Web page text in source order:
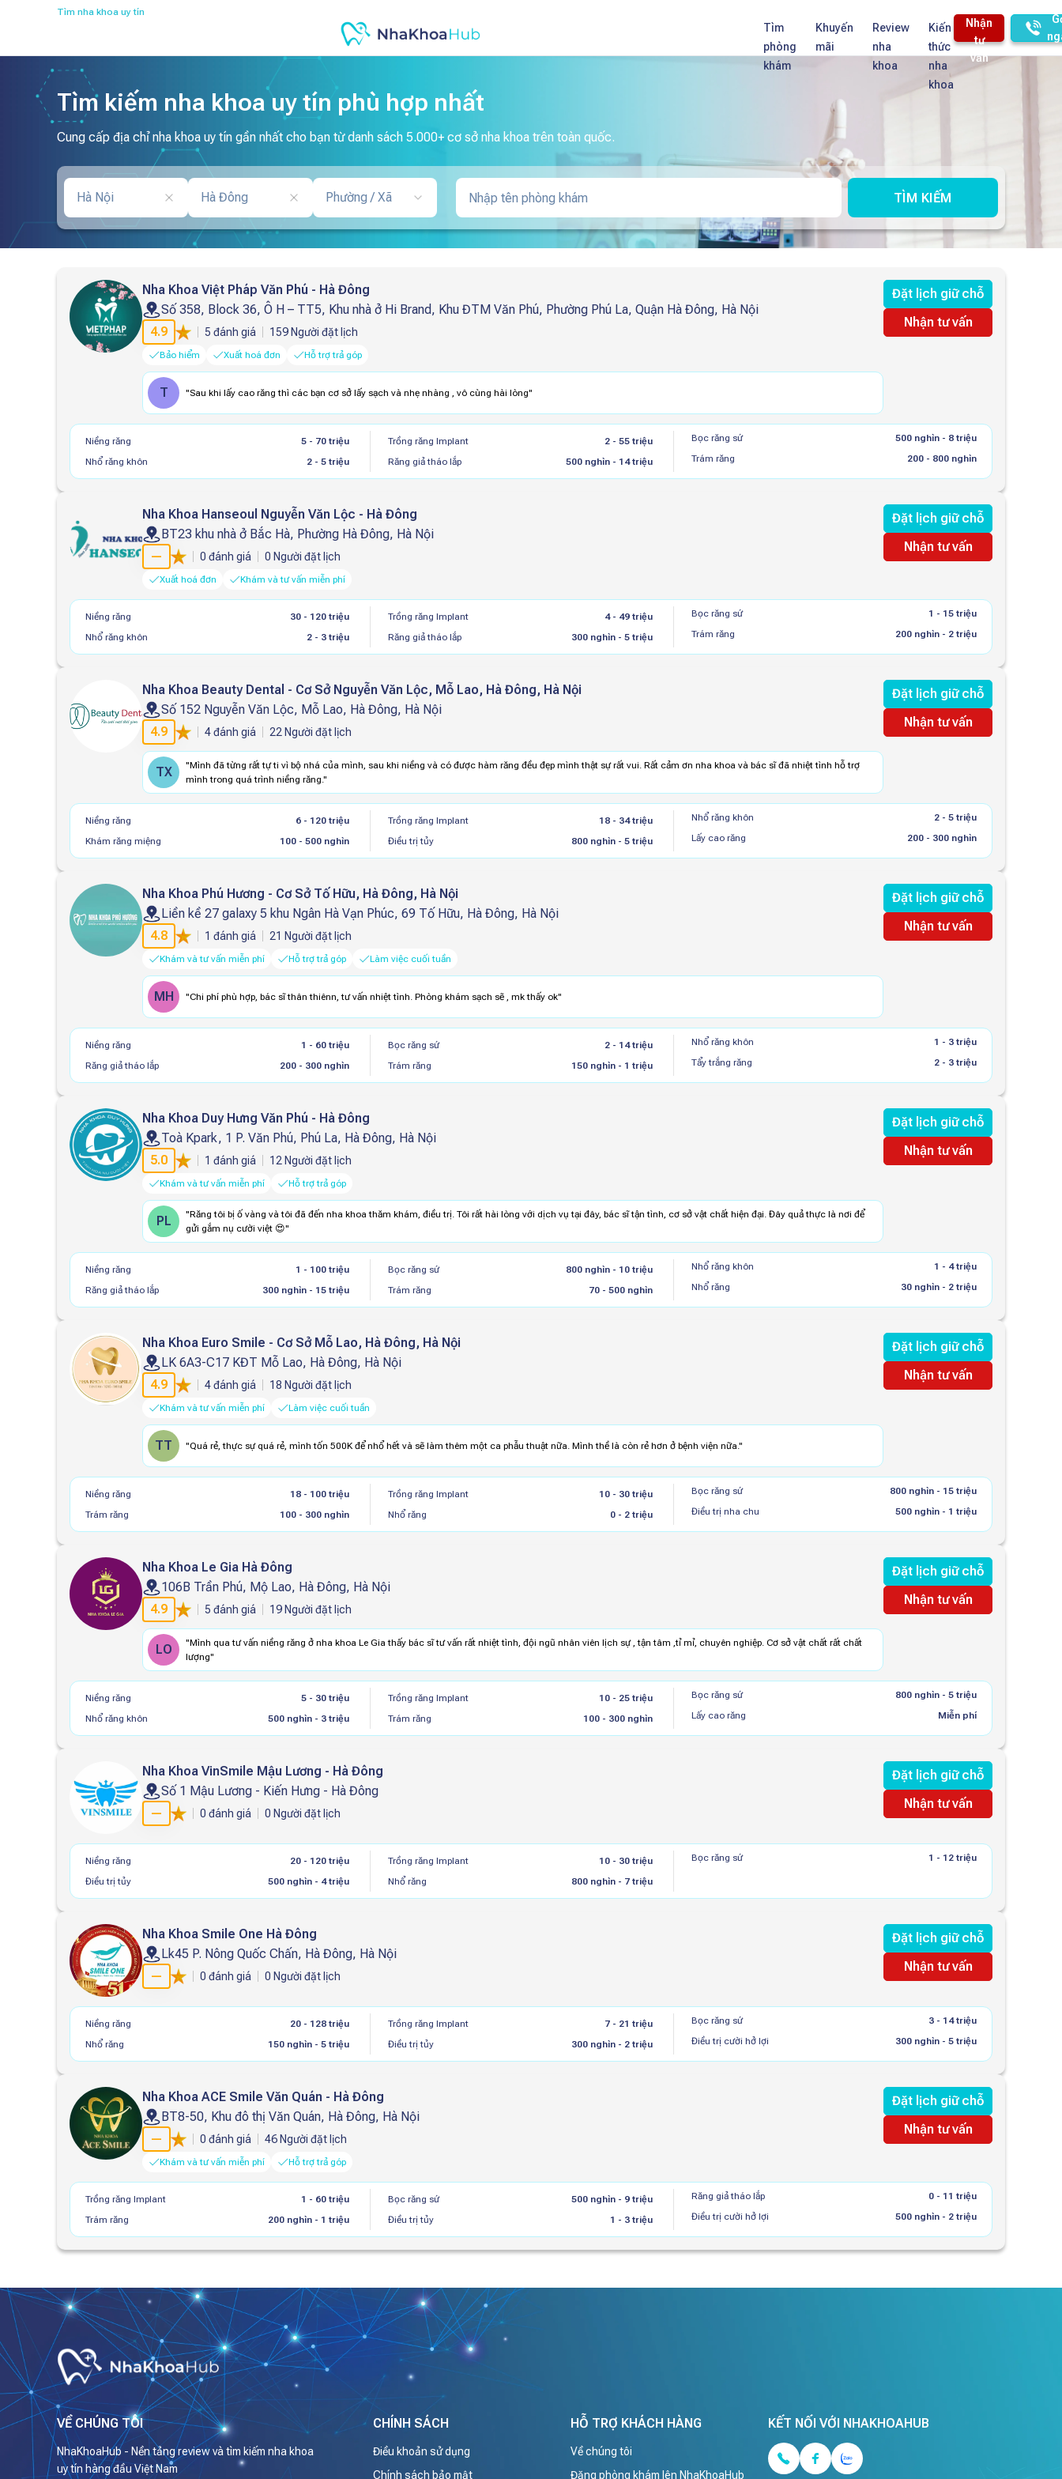
Tìm nha khoa uy tín
Tìm
phòng
khám
Khuyến
mãi
Review
nha
khoa
Kiến
thức
nha
khoa
Nhận
tư
vấn
Tìm kiếm nha khoa uy tín phù hợp nhất
Cung cấp địa chỉ nha khoa uy tín gần nhất cho bạn từ danh sách 5.000+ cơ sở nha khoa trên toàn quốc.
Hà Nội Hà Đông Phường / Xã TÌM KIẾM
Nha Khoa Việt Pháp Văn Phú - Hà Đông
Số 358, Block 36, Ô H – TT5, Khu nhà ở Hi Brand, Khu ĐTM Văn Phú, Phường Phú La, Quận Hà Đông, Hà Nội
4.9
5 đánh giá 159 Người đặt lịch
Bảo hiểm Xuất hoá đơn Hỗ trợ trả góp
T "Sau khi lấy cao răng thì các bạn cơ sở lấy sạch và nhẹ nhàng , vô cùng hài lòng"
Đặt lịch giữ chỗ
Nhận tư vấn
Niềng răng 5 - 70 triệu Trồng răng Implant 2 - 55 triệu Bọc răng sứ 500 nghìn - 8 triệu
Nhổ răng khôn 2 - 5 triệu Răng giả tháo lắp 500 nghìn - 14 triệu Trám răng 200 - 800 nghìn
Nha Khoa Hanseoul Nguyễn Văn Lộc - Hà Đông
BT23 khu nhà ở Bắc Hà, Phường Hà Đông, Hà Nội
—
0 đánh giá 0 Người đặt lịch
Xuất hoá đơn Khám và tư vấn miễn phí
Đặt lịch giữ chỗ
Nhận tư vấn
Niềng răng 30 - 120 triệu Trồng răng Implant 4 - 49 triệu Bọc răng sứ 1 - 15 triệu
Nhổ răng khôn 2 - 3 triệu Răng giả tháo lắp 300 nghìn - 5 triệu Trám răng 200 nghìn - 2 triệu
Nha Khoa Beauty Dental - Cơ Sở Nguyễn Văn Lộc, Mỗ Lao, Hà Đông, Hà Nội
Số 152 Nguyễn Văn Lộc, Mỗ Lao, Hà Đông, Hà Nội
4.9
4đánh giá 22 Người đặt lịch
TX "Mình đã từng rất tự ti vì bộ nhá của mình, sau khi niềng và có được hàm răng đều đẹp mình thật sự rất vui. Rất cảm ơn nha khoa và bác sĩ đã nhiệt tình hỗ trợ
mình trong quá trình niềng răng."
Đặt lịch giữ chỗ
Nhận tư vấn
Niềng răng 6 - 120 triệu Trồng răng Implant 18 - 34 triệu Nhổ răng khôn 2 - 5 triệu
Khám răng miệng 100 - 500 nghìn Điều trị tủy 800 nghìn - 5 triệu Lấy cao răng 200 - 300 nghìn
Nha Khoa Phú Hương - Cơ Sở Tố Hữu, Hà Đông, Hà Nội
Liền kề 27 galaxy 5 khu Ngân Hà Vạn Phúc, 69 Tố Hữu, Hà Đông, Hà Nội
4.8
1 đánh giá 21 Người đặt lịch
Khám và tư vấn miễn phí Hỗ trợ trả góp Làm việc cuối tuần
MH "Chi phí phù hợp, bác sĩ thân thiênn, tư vấn nhiệt tình. Phòng khám sạch sẽ , mk thấy ok"
Đặt lịch giữ chỗ
Nhận tư vấn
Niềng răng 1 - 60 triệu Bọc răng sứ 2 - 14 triệu Nhổ răng khôn 1 - 3 triệu
Răng giả tháo lắp 200 - 300 nghìn Trám răng 150 nghìn - 1 triệu Tẩy trắng răng 2 - 3 triệu
Nha Khoa Duy Hưng Văn Phú - Hà Đông
Toà Kpark, 1 P. Văn Phú, Phú La, Hà Đông, Hà Nội
5.0
1 đánh giá 12 Người đặt lịch
Khám và tư vấn miễn phí Hỗ trợ trả góp
PL "Răng tôi bị ố vàng và tôi đã đến nha khoa thăm khám, điều trị. Tôi rất hài lòng với dịch vụ tại đây, bác sĩ tận tình, cơ sở vật chất hiện đại. Đây quả thực là nơi để
gửi gắm nụ cười việt 😍"
Đặt lịch giữ chỗ
Nhận tư vấn
Niềng răng 1 - 100 triệu Bọc răng sứ 800 nghìn - 10 triệu Nhổ răng khôn 1 - 4 triệu
Răng giả tháo lắp 300 nghìn - 15 triệu Trám răng 70 - 500 nghìn Nhổ răng 30 nghìn - 2 triệu
Nha Khoa Euro Smile - Cơ Sở Mỗ Lao, Hà Đông, Hà Nội
LK 6A3-C17 KĐT Mỗ Lao, Hà Đông, Hà Nội
4.9
4đánh giá 18 Người đặt lịch
Khám và tư vấn miễn phí Làm việc cuối tuần
TT "Quá rẻ, thực sự quá rẻ, mình tốn 500K để nhổ hết và sẽ làm thêm một ca phẫu thuật nữa. Mình thề là còn rẻ hơn ở bệnh viện nữa."
Đặt lịch giữ chỗ
Nhận tư vấn
Niềng răng 18 - 100 triệu Trồng răng Implant 10 - 30 triệu Bọc răng sứ 800 nghìn - 15 triệu
Trám răng 100 - 300 nghìn Nhổ răng 0 - 2 triệu Điều trị nha chu 500 nghìn - 1 triệu
Nha Khoa Le Gia Hà Đông
106B Trần Phú, Mộ Lao, Hà Đông, Hà Nội
4.9
5 đánh giá 19 Người đặt lịch
LO "Mình qua tư vấn niềng răng ở nha khoa Le Gia thấy bác sĩ tư vấn rất nhiệt tình, đội ngũ nhân viên lịch sự , tận tâm ,tỉ mỉ, chuyên nghiệp. Cơ sở vật chất rất chất
lượng"
Đặt lịch giữ chỗ
Nhận tư vấn
Niềng răng 5 - 30 triệu Trồng răng Implant 10 - 25 triệu Bọc răng sứ 800 nghìn - 5 triệu
Nhổ răng khôn 500 nghìn - 3 triệu Trám răng 100 - 300 nghìn Lấy cao răng Miễn phí
Nha Khoa VinSmile Mậu Lương - Hà Đông
Số 1 Mậu Lương - Kiến Hưng - Hà Đông
—
0 đánh giá 0 Người đặt lịch
Đặt lịch giữ chỗ
Nhận tư vấn
Niềng răng 20 - 120 triệu Trồng răng Implant 10 - 30 triệu Bọc răng sứ 1 - 12 triệu
Điều trị tủy 500 nghìn - 4 triệu Nhổ răng 800 nghìn - 7 triệu
Nha Khoa Smile One Hà Đông
Lk45 P. Nông Quốc Chấn, Hà Đông, Hà Nội
—
0 đánh giá 0 Người đặt lịch
Đặt lịch giữ chỗ
Nhận tư vấn
Niềng răng 20 - 128 triệu Trồng răng Implant 7 - 21 triệu Bọc răng sứ 3 - 14 triệu
Nhổ răng 150 nghìn - 5 triệu Điều trị tủy 300 nghìn - 2 triệu Điều trị cười hở lợi 300 nghìn - 5 triệu
Nha Khoa ACE Smile Văn Quán - Hà Đông
BT8-50, Khu đô thị Văn Quán, Hà Đông, Hà Nội
—
0 đánh giá 46 Người đặt lịch
Khám và tư vấn miễn phí Hỗ trợ trả góp
Đặt lịch giữ chỗ
Nhận tư vấn
Trồng răng Implant 1 - 60 triệu Bọc răng sứ 500 nghìn - 9 triệu Răng giả tháo lắp 0 - 11 triệu
Trám răng 200 nghìn - 1 triệu Điều trị tủy 1 - 3 triệu Điều trị cười hở lợi 500 nghìn - 2 triệu
VỀ CHÚNG TÔI
NhaKhoaHub - Nền tảng review và tìm kiếm nha khoa
uy tín hàng đầu Việt Nam
CHÍNH SÁCH
Điều khoản sử dụng
Chính sách bảo mật
HỖ TRỢ KHÁCH HÀNG
Về chúng tôi
Đăng phòng khám lên NhaKhoaHub
KẾT NỐI VỚI NHAKHOAHUB